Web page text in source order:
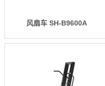
风扇车 SH-B9600A